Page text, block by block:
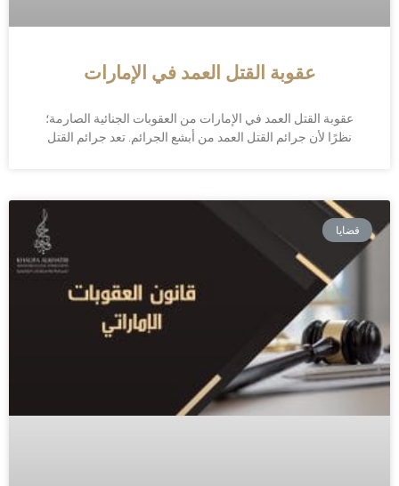
عقوبة القتل العمد في الإمارات
عقوبة القتل العمد في الإمارات من العقوبات الجنائية الصارمة؛
نظرًا لأن جرائم القتل العمد من أبشع الجرائم. تعد جرائم القتل
قضايا